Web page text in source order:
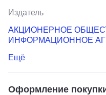
Издатель
АКЦИОНЕРНОЕ
ИНФОРМАЦИОННОЕ
Ещё
Оформление